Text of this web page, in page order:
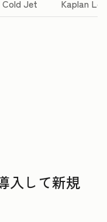
Cold Jet Kaplan
入して新規